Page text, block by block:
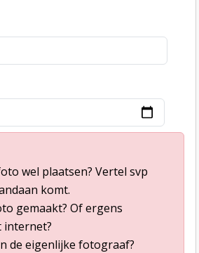
wel plaatsen? Vertel svp
komt.
gemaakt? Of ergens
internet?
de eigenlijke fotograaf?